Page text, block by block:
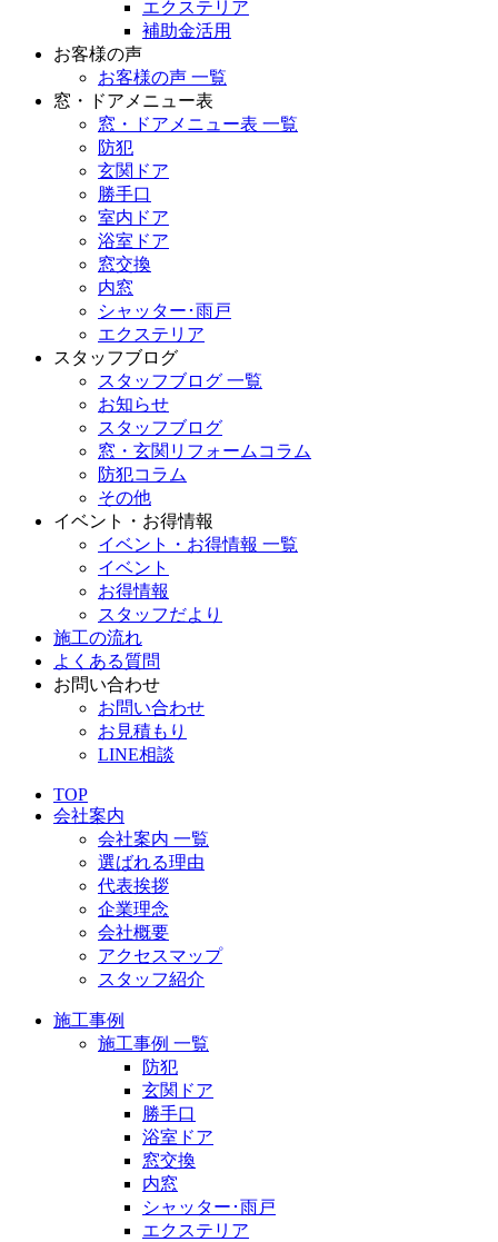
エクステリア
補助金活用
お客様の声
お客様の声 一覧
窓・ドアメニュー表
窓・ドアメニュー表 一覧
防犯
玄関ドア
勝手口
室内ドア
浴室ドア
窓交換
内窓
シャッター･雨戸
エクステリア
スタッフブログ
スタッフブログ 一覧
お知らせ
スタッフブログ
窓・玄関リフォームコラム
防犯コラム
その他
イベント・お得情報
イベント・お得情報 一覧
イベント
お得情報
スタッフだより
施工の流れ
よくある質問
お問い合わせ
お問い合わせ
お見積もり
LINE相談
TOP
会社案内
会社案内 一覧
選ばれる理由
代表挨拶
企業理念
会社概要
アクセスマップ
スタッフ紹介
施工事例
施工事例 一覧
防犯
玄関ドア
勝手口
浴室ドア
窓交換
内窓
シャッター･雨戸
エクステリア